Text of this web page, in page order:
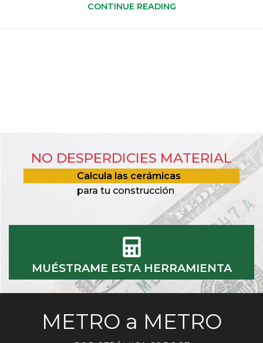
CONTINUE READING
NO DESPERDICIES MATERIAL
Calcula las cerámicas
para tu construcción
MUÉSTRAME ESTA HERRAMIENTA
METRO a METRO